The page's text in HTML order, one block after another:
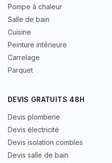
Pompe à chaleur
Salle de bain
Cuisine
Peinture intérieure
Carrelage
Parquet
DEVIS GRATUITS 48H
Devis plomberie
Devis électricité
Devis isolation combles
Devis salle de bain